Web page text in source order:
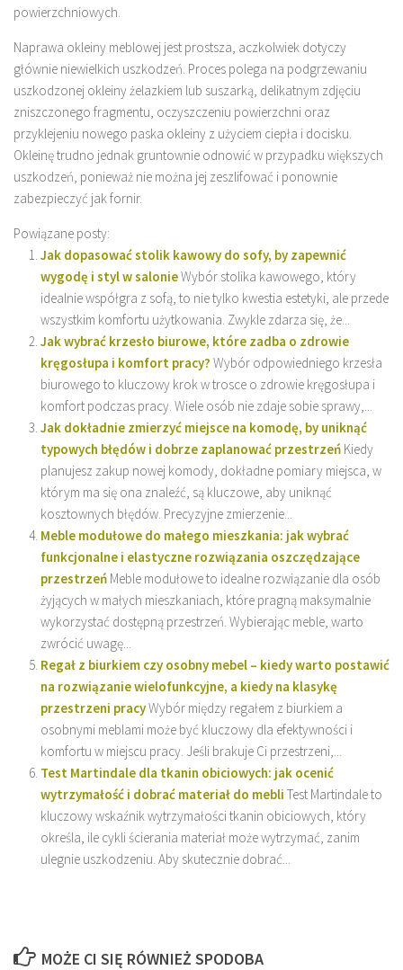
powierzchniowych.
Naprawa okleiny meblowej jest prostsza, aczkolwiek dotyczy
głównie niewielkich uszkodzeń. Proces polega na podgrzewaniu
uszkodzonej okleiny żelazkiem lub suszarką, delikatnym zdjęciu
zniszczonego fragmentu, oczyszczeniu powierzchni oraz
przyklejeniu nowego paska okleiny z użyciem ciepła i docisku.
Okleinę trudno jednak gruntownie odnowić w przypadku większych
uszkodzeń, ponieważ nie można jej zeszlifować i ponownie
zabezpieczyć jak fornir.
Powiązane posty:
Jak dopasować stolik kawowy do sofy, by zapewnić
wygodę i styl w salonieWybór stolika kawowego, który
idealnie współgra z sofą, to nie tylko kwestia estetyki, ale przede
wszystkim komfortu użytkowania. Zwykle zdarza się, że...
Jak wybrać krzesło biurowe, które zadba o zdrowie
kręgosłupa i komfort pracy? Wybór odpowiedniego krzesła
biurowego to kluczowy krok w trosce o zdrowie kręgosłupa i
komfort podczas pracy. Wiele osób nie zdaje sobie sprawy,...
Jak dokładnie zmierzyć miejsce na komodę, by uniknąć
typowych błędów i dobrze zaplanować przestrzeń Kiedy
planujesz zakup nowej komody, dokładne pomiary miejsca, w
którym ma się ona znaleźć, są kluczowe, aby uniknąć
kosztownych błędów. Precyzyjne zmierzenie...
Meble modułowe do małego mieszkania: jak wybrać
funkcjonalne i elastyczne rozwiązania oszczędzające
przestrzeń Meble modułowe to idealne rozwiązanie dla osób
żyjących w małych mieszkaniach, które pragną maksymalnie
wykorzystać dostępną przestrzeń. Wybierając meble, warto
zwrócić uwagę...
Regał z biurkiem czy osobny mebel – kiedy warto postawić
na rozwiązanie wielofunkcyjne, a kiedy na klasykę
przestrzeni pracyWybór między regałem z biurkiem a
osobnymi meblami może być kluczowy dla efektywności i
komfortu w miejscu pracy. Jeśli brakuje Ci przestrzeni,...
Test Martindale dla tkanin obiciowych: jak ocenić
wytrzymałość i dobrać materiał do mebli Test Martindale to
kluczowy wskaźnik wytrzymałości tkanin obiciowych, który
określa, ile cykli ścierania materiał może wytrzymać, zanim
ulegnie uszkodzeniu. Aby skutecznie dobrać...
MOŻE CI SIĘ RÓWNIEŻ SPODOBA